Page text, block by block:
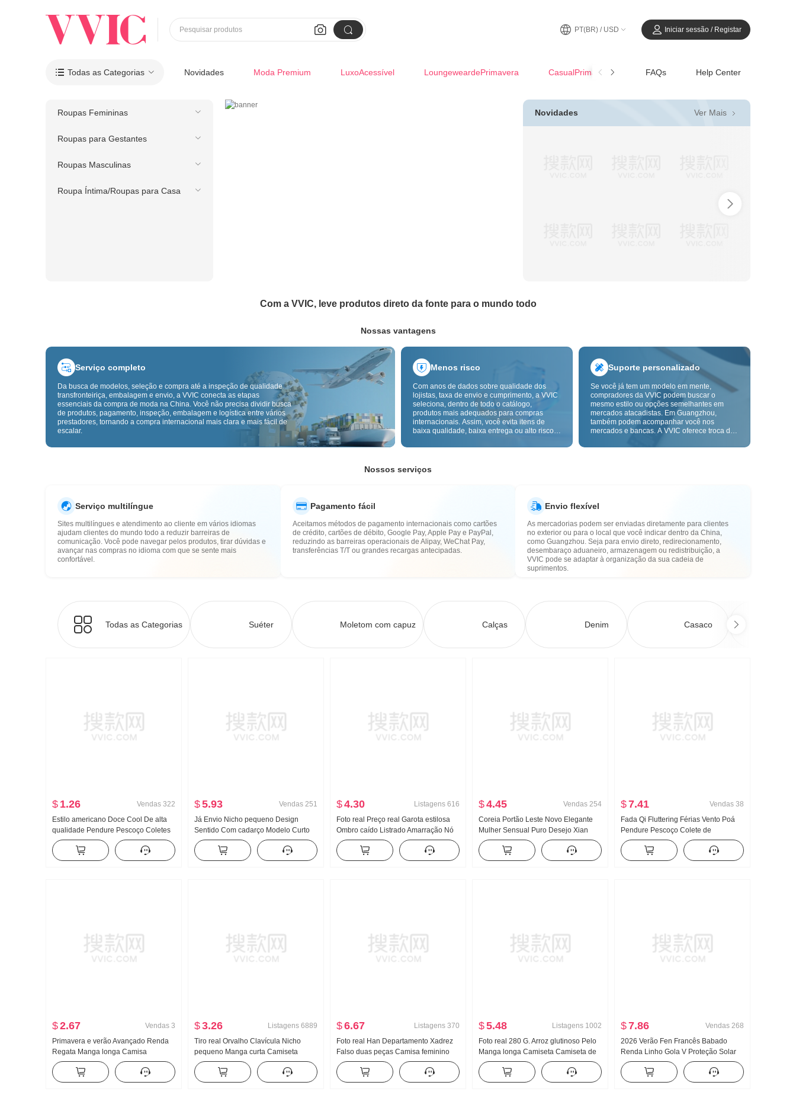
 
Pesquisar produtos PT(BR) / USD Iniciar sessão / Registar
 Todas as Categorias Novidades Moda Premium LuxoAcessível LoungeweardePrimavera CasualPrimavera-Verão FAQs Help Center
Roupas Femininas
Roupas para Gestantes
Roupas Masculinas
Roupa Íntima/Roupas para Casa
Novidades Ver Mais 
Com a VVIC, leve produtos direto da fonte para o mundo todo
Nossas vantagens
Serviço completo
Da busca de modelos, seleção e compra até a inspeção de qualidade
transfronteiriça, embalagem e envio, a VVIC conecta as etapas
essenciais da compra de moda na China. Você não precisa dividir busca
de produtos, pagamento, inspeção, embalagem e logística entre vários
prestadores, tornando a compra internacional mais clara e mais fácil de
escalar.
Menos risco
Com anos de dados sobre qualidade dos
lojistas, taxa de envio e cumprimento, a VVIC
seleciona, dentro de todo o catálogo,
produtos mais adequados para compras
internacionais. Assim, você evita itens de
baixa qualidade, baixa entrega ou alto risco,
inspeção de qualidade transfronteiriça e as
riscos de qualidade, alfândega e pós-venda.
Suporte personalizado
Se você já tem um modelo em mente,
compradores da VVIC podem buscar o
mesmo estilo ou opções semelhantes em
mercados atacadistas. Em Guangzhou,
também podem acompanhar você nos
mercados e bancas. A VVIC oferece troca de
OEM por imagem ou amostra, para tornar
Nossos serviços
Serviço multilíngue
Sites multilíngues e atendimento ao cliente em vários idiomas
ajudam clientes do mundo todo a reduzir barreiras de
comunicação. Você pode navegar pelos produtos, tirar dúvidas e
avançar nas compras no idioma com que se sente mais
confortável.
Pagamento fácil
Aceitamos métodos de pagamento internacionais como cartões
de crédito, cartões de débito, Google Pay, Apple Pay e PayPal,
reduzindo as barreiras operacionais de Alipay, WeChat Pay,
transferências T/T ou grandes recargas antecipadas.
Envio flexível
As mercadorias podem ser enviadas diretamente para clientes
no exterior ou para o local que você indicar dentro da China,
como Guangzhou. Seja para envio direto, redirecionamento,
desembaraço aduaneiro, armazenagem ou redistribuição, a
VVIC pode se adaptar à organização da sua cadeia de
suprimentos.
Todas as Categorias Suéter Moletom com capuz Calças Denim Casaco
$ 1.26 Vendas 322
Estilo americano Doce Cool De alta
qualidade Pendure Pescoço Coletes
feminino Verão Uso externo Dentro
Pegue Camiseta de base Garota
estilosa Malha Tomara que caia Top
$5.93 Vendas 251
Já Envio Nicho pequeno Design
Sentido Com cadarço Modelo Curto
Regata Colete Cintura alta Fluida
Sentido Largura Pernas Calça casual
Conjunto
$4.30 Listagens 616
Foto real Preço real Garota estilosa
Ombro caído Listrado Amarração Nó
Sem mangas Colete feminino
Ajustado Efeito emagrecedor Modelo
Curto Camiseta Top
$4.45 Vendas 254
Coreia Portão Leste Novo Elegante
Mulher Sensual Puro Desejo Xian
Corpo Lado Departamento Fivela
Manga curta Malha Camiseta Top
$7.41 Vendas 38
Fada Qi Fluttering Férias Vento Poá
Pendure Pescoço Colete de
suspensórios 2026 Verão Dopamina
Bolo Pompón Camisa de boneca Top
$2.67 Vendas 3
Primavera e verão Avançado Renda
Regata Manga longa Camisa
feminino Solto Conjunto de duas
peças Doce Fresco
$3.26 Listagens 6889
Tiro real Orvalho Clavícula Nicho
pequeno Manga curta Camiseta
Feminino Verão Garota estilosa
Apertado Novo Botão Design Sentido
Modelo Curto Top
$6.67 Listagens 370
Foto real Han Departamento Xadrez
Falso duas peças Camisa feminino
Babado Redução da idade Solto Sem
mangas Camisa de boneca Regata
Top
$5.48 Listagens 1002
Foto real 280 G. Arroz glutinoso Pelo
Manga longa Camiseta Camiseta de
base Feminino Modelo fino Estilo
Primavera e outono Cor sólida Novo
Solto Com capuz Top
$7.86 Vendas 268
2026 Verão Fen Francês Babado
Renda Linho Gola V Proteção Solar
Camisa Manga longa feminina Solto
Design Sentido Para cima